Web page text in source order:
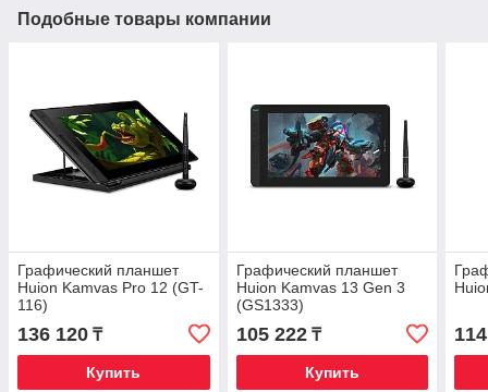
Подобные товары компании
Графический планшет
Huion Kamvas Pro 12 (GT-
116)
136 120 ₸
Купить
Графический планшет
Huion Kamvas 13 Gen 3
(GS1333)
105 222₸
Купить